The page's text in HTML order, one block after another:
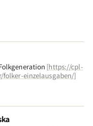
[https://cpl-
folker-einzelausgaben/]